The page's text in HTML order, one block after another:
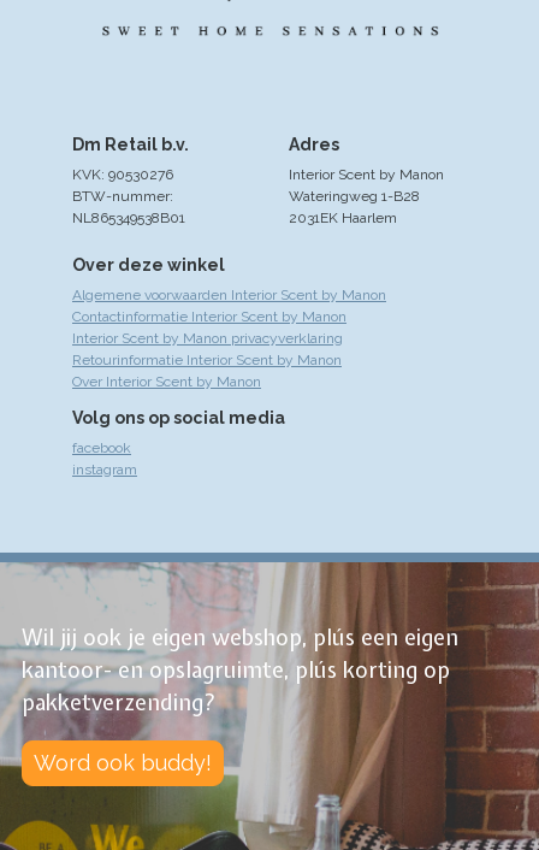
Over deze winkel
Algemene voorwaarden Interior Scent by Manon
Contactinformatie Interior Scent by Manon
Interior Scent by Manon privacyverklaring
Retourinformatie Interior Scent by Manon
Over Interior Scent by Manon
Volg ons op social media
facebook
instagram
Adres
Interior Scent by Manon
Wateringweg 1-B28
2031EK Haarlem
Dm Retail b.v.
KVK: 90530276
BTW-nummer:
NL865349538B01
Wil jij ook je eigen webshop, plús een eigen
kantoor- en opslagruimte, plús korting op
pakketverzending?
Word ook buddy!